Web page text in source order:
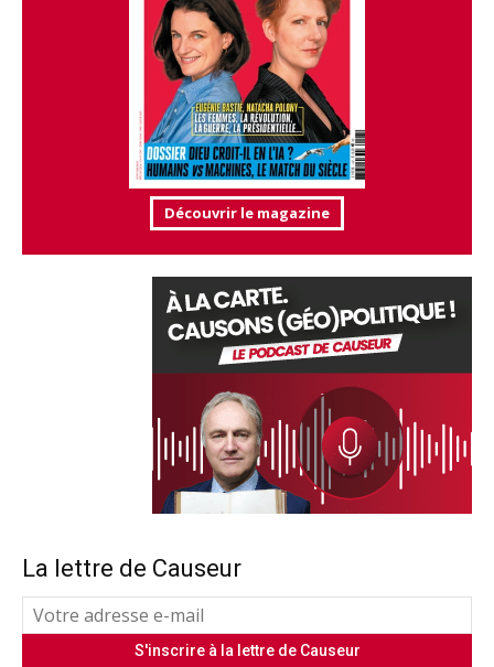
Découvrir le magazine
La lettre de Causeur